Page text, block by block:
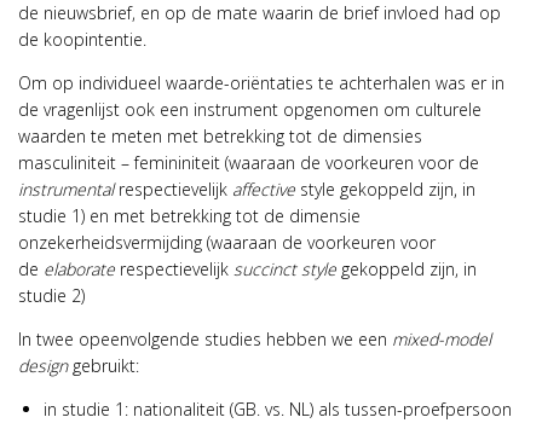
de nieuwsbrief, en op de mate waarin de brief invloed had op
de koopintentie.
Om op individueel waarde-oriëntaties te achterhalen was er in
de vragenlijst ook een instrument opgenomen om culturele
waarden te meten met betrekking tot de dimensies
masculiniteit – femininiteit (waaraan de voorkeuren voor de
instrumentalrespectievelijk affective style gekoppeld zijn, in
studie 1) en met betrekking tot de dimensie
onzekerheidsvermijding (waaraan de voorkeuren voor
de elaborate respectievelijk succinctstyle gekoppeld zijn, in
studie 2)
In twee opeenvolgende studies hebben we een mixed-model
designgebruikt:
in studie 1: nationaliteit (GB. vs. NL) als tussen-proefpersoon